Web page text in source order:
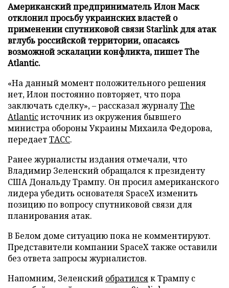
Американский предприниматель Илон Маск
отклонил просьбу украинских властей о
применении спутниковой связи Starlink для атак
вглубь российской территории, опасаясь
возможной эскалации конфликта, пишет The
Atlantic.
«На данный момент положительного решения
нет, Илон постоянно повторяет, что пора
заключать сделку», – рассказал журналуThe
Atlanticисточник из окружения бывшего
министра обороны Украины Михаила Федорова,
передаетТАСС.
Ранее журналисты издания отмечали, что
Владимир Зеленский обращался к президенту
США Дональду Трампу. Он просил американского
лидера убедить основателя SpaceX изменить
позицию по вопросу спутниковой связи для
планирования атак.
В Белом доме ситуацию пока не комментируют.
Представители компании SpaceX также оставили
без ответа запросы журналистов.
Напомним, Зеленский обратилсяк Трампу с